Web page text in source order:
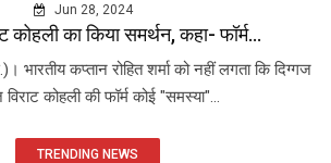
Jun 28, 2024
कोहली का किया समर्थन, कहा- फॉर्म...
भारतीय कप्तान रोहित शर्मा को नहीं लगता कि दिग्गज
कोहली की फॉर्म कोई "समस्या"...
TRENDING NEWS